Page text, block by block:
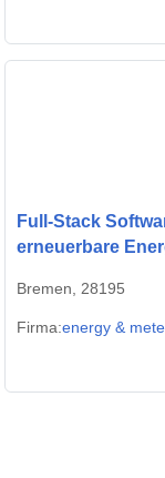
Full-Stack
erneuerbare
Bremen, 28195
Firma:energy &